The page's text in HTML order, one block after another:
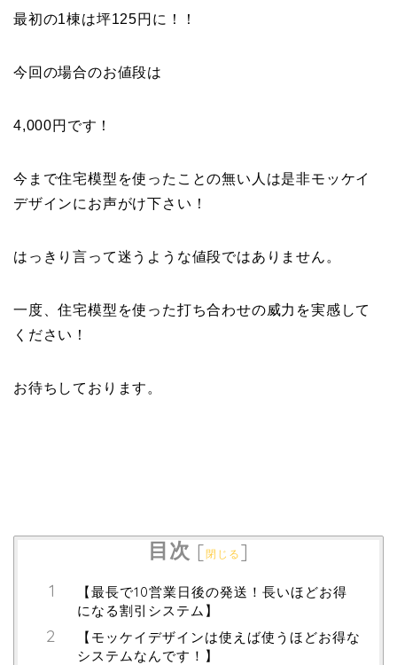
最初の1棟は坪125円に！！
今回の場合のお値段は
4,000円です！
今まで住宅模型を使ったことの無い人は是非モッケイ
デザインにお声がけ下さい！
はっきり言って迷うような値段ではありません。
一度、住宅模型を使った打ち合わせの威力を実感して
ください！
お待ちしております。
目次 [閉じる ]
【最長で10営業日後の発送！長いほどお得
になる割引システム】
【モッケイデザインは使えば使うほどお得な
システムなんです！】